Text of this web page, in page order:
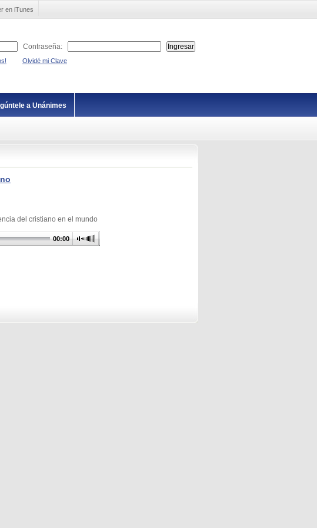
en iTunes
Contraseña:
Olvidé mi Clave
a Unánimes
del cristiano en el mundo
00:00